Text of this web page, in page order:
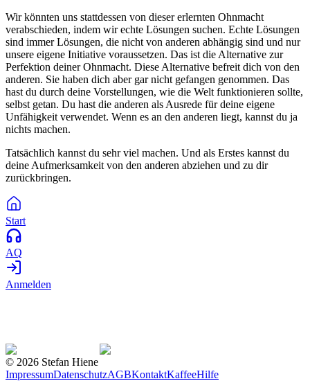
Wir könnten uns stattdessen von dieser erlernten Ohnmacht
verabschieden, indem wir echte Lösungen suchen. Echte Lösungen
sind immer Lösungen, die nicht von anderen abhängig sind und nur
unsere eigene Initiative voraussetzen. Das ist die Alternative zur
Perfektion deiner Ohnmacht. Diese Alternative befreit dich von den
anderen. Sie haben dich aber gar nicht gefangen genommen. Das
hast du durch deine Vorstellungen, wie die Welt funktionieren sollte,
selbst getan. Du hast die anderen als Ausrede für deine eigene
Unfähigkeit verwendet. Wenn es an den anderen liegt, kannst du ja
nichts machen.
Tatsächlich kannst du sehr viel machen. Und als Erstes kannst du
deine Aufmerksamkeit von den anderen abziehen und zu dir
zurückbringen.
Start
AQ
Anmelden
© 2026 Stefan Hiene
ImpressumDatenschutzAGBKontaktKaffeeHilfe